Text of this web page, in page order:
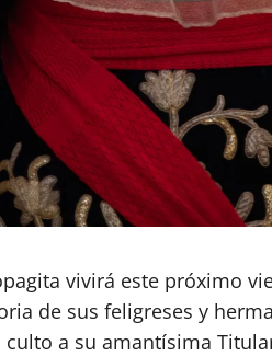
vivirá este próximo
de sus feligreses y
a su amantísima